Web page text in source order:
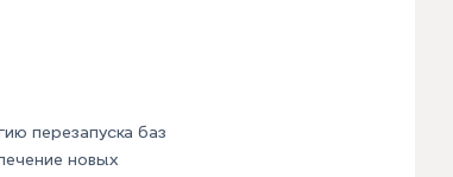
перезапуска баз
новых